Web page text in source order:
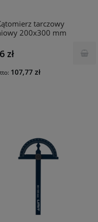
tarczowy
200x300 mm
zł
107,77 zł